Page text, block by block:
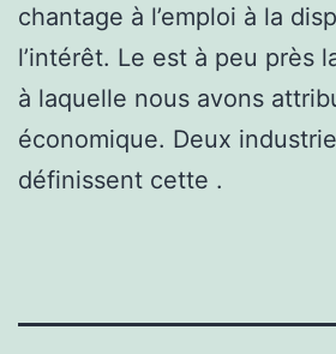
chantage à l’emploi à la
l’intérêt. Le est à peu près
à laquelle nous avons
économique. Deux
définissent cette .